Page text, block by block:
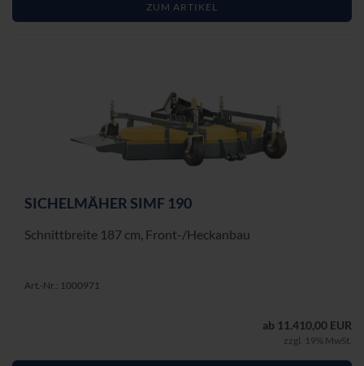
ZUM ARTIKEL
SI­CHEL­MÄ­HER SIMF 190
Schnitt­brei­te 187 cm, Front-​/Heck­an­bau
Art.-Nr.: 1000971
ab 11.410,00 EUR
zzgl. 19% MwSt.